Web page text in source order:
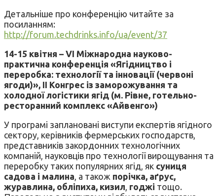
Детальніше про конференцію читайте за
посиланням:
http://forum.techdrinks.info/ua/event/37
14-15 квітня – VI Міжнародна науково-
практична конференція «Ягідництво і
переробка: технології та інновації (червоні
ягоди)», II Конгрес із заморожування та
холодної логістики ягід (м. Рівне, готельно-
ресторанний комплекс «Айвенго»)
У програмі заплановані виступи експертів ягідного
сектору, керівників фермерських господарств,
представників закордонних технологічних
компаній, науковців про технології вирощування та
переробку таких популярних ягід, як суниця
садова і малина , а також порічка, аґрус,
журавлина, обліпиха, кизил годжі тощо.